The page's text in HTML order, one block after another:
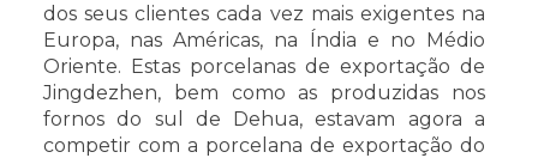
dos seus clientes cada vez mais exigentes na
Europa, nas Américas, na Índia e no Médio
Oriente. Estas porcelanas de exportação de
Jingdezhen, bem como as produzidas nos
fornos do sul de Dehua, estavam agora a
competir com a porcelana de exportação do